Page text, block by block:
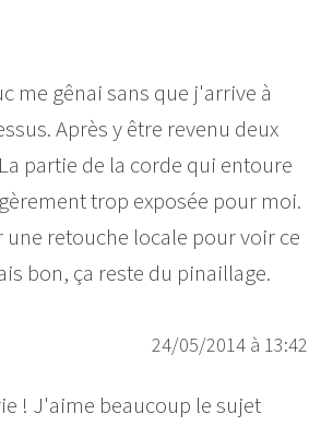
me gênai sans que j'arrive à
Après y être revenu deux
partie de la corde qui entoure
trop exposée pour moi.
une retouche locale pour voir ce
bon, ça reste du pinaillage.
24/05/2014 à 13:42
! J'aime beaucoup le sujet